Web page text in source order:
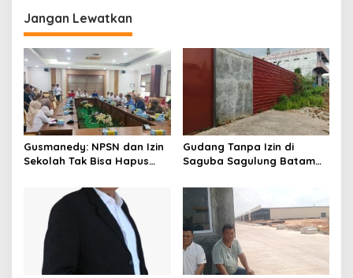
g
a
s
i
p
o
s
Jangan Lewatkan
Gusmanedy: NPSN dan Izin
Sekolah Tak Bisa Hapus
Dugaan Kekerasan Anak
Gudang Tanpa Izin di
Saguba Sagulung Batam
Bersubsidi, Warga Resah
Terancam Bahaya
Kebakaran